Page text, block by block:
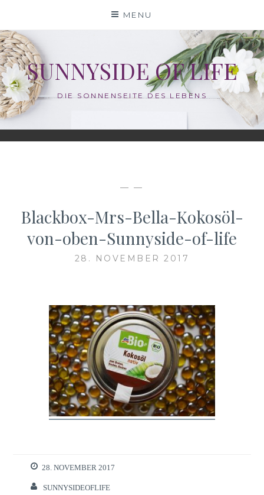
content
MENU
SUNNYSIDE OF LIFE
DIE SONNENSEITE DES LEBENS
— —
Blackbox-Mrs-Bella-Kokosöl-
von-oben-Sunnyside-of-life
28. NOVEMBER 2017
28. NOVEMBER 2017
SUNNYSIDEOFLIFE